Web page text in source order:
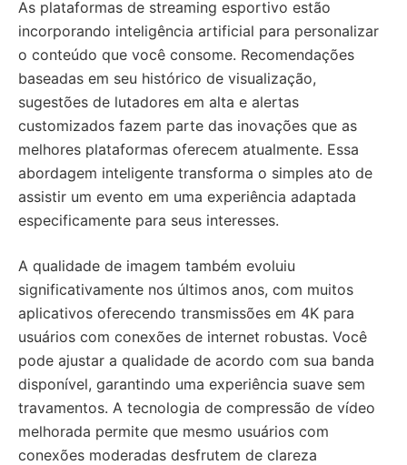
As plataformas de streaming esportivo estão
incorporando inteligência artificial para personalizar
o conteúdo que você consome. Recomendações
baseadas em seu histórico de visualização,
sugestões de lutadores em alta e alertas
customizados fazem parte das inovações que as
melhores plataformas oferecem atualmente. Essa
abordagem inteligente transforma o simples ato de
assistir um evento em uma experiência adaptada
especificamente para seus interesses.
A qualidade de imagem também evoluiu
significativamente nos últimos anos, com muitos
aplicativos oferecendo transmissões em 4K para
usuários com conexões de internet robustas. Você
pode ajustar a qualidade de acordo com sua banda
disponível, garantindo uma experiência suave sem
travamentos. A tecnologia de compressão de vídeo
melhorada permite que mesmo usuários com
conexões moderadas desfrutem de clareza